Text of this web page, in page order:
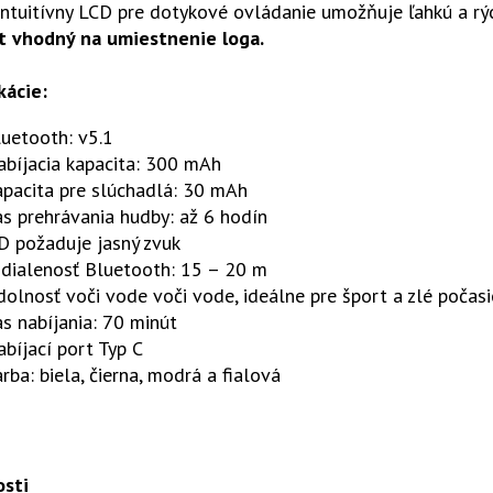
LCD pre dotykové ovládanie umožňuje ľahkú a
vhodný na umiestnenie loga.
v5.1
kapacita: 300 mAh
pre slúchadlá: 30 mAh
prehrávania hudby: až 6 hodín
požaduje jasný zvuk
Bluetooth: 15 – 20 m
voči vode voči vode, ideálne pre šport a zlé
nabíjania: 70 minút
port Typ C
biela, čierna, modrá a fialová